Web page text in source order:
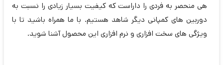
هی منحصر به فردی را داراست که کیفیت بسیار زیادی را نسبت به
دوربین های کمپانی دیگر شاهد هستیم. با ما همراه باشید تا با
ویژگی های سخت افزاری و نرم افزاری این محصول آشنا شوید.